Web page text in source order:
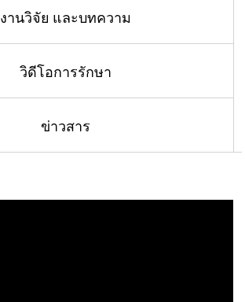
งานวิจัย และบทความ
วิดีโอการรักษา
ข่าวสาร